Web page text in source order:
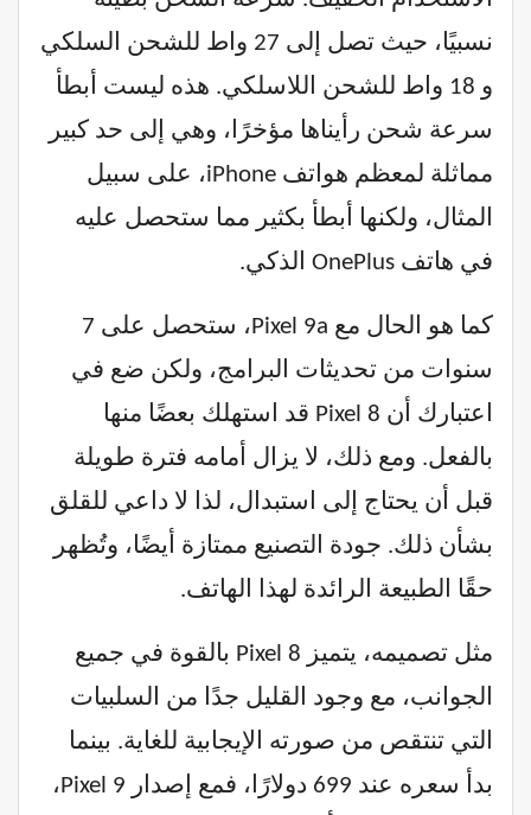
نسبيًا، حيث تصل إلى 27 واط للشحن السلكي
و 18 واط للشحن اللاسلكي. هذه ليست أبطأ
سرعة شحن رأيناها مؤخرًا، وهي إلى حد كبير
مماثلة لمعظم هواتف iPhone، على سبيل
المثال، ولكنها أبطأ بكثير مما ستحصل عليه
في هاتف OnePlus الذكي.
كما هو الحال مع Pixel 9a، ستحصل على 7
سنوات من تحديثات البرامج، ولكن ضع في
اعتبارك أن Pixel 8 قد استهلك بعضًا منها
بالفعل. ومع ذلك، لا يزال أمامه فترة طويلة
قبل أن يحتاج إلى استبدال، لذا لا داعي للقلق
بشأن ذلك. جودة التصنيع ممتازة أيضًا، وتُظهر
حقًا الطبيعة الرائدة لهذا الهاتف.
مثل تصميمه، يتميز Pixel 8 بالقوة في جميع
الجوانب، مع وجود القليل جدًا من السلبيات
التي تنتقص من صورته الإيجابية للغاية. بينما
بدأ سعره عند 699 دولارًا، فمع إصدار Pixel 9،